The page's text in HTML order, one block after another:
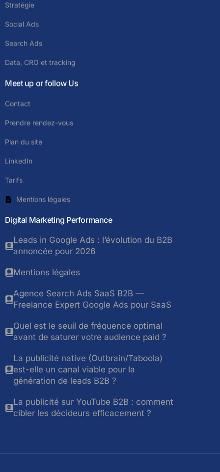
Stratégie
Social Ads
Search Ads
Data, CRO et tracking
Meet up or follow Us
Contact
Prendre rendez-vous
Plan du site
LinkedIn
Tarifs
Mentions légales
Digital Marketing Performance
Leads in Google Ads : l’évolution du B2B
annoncée pour 2026
Mentions légales
Agence Search Ads SaaS B2B —
Freelance Expert Google Ads pour SaaS
Quel est le seuil de fréquence optimal
avant de saturer votre audience paid ?
La publicité native (Outbrain/Taboola)
est-elle un canal viable pour la
génération de leads B2B ?
La publicité sur YouTube B2B : comment
cibler les décideurs efficacement ?